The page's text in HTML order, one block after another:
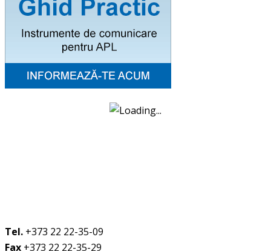
Tel. +373 22 22-35-09
Fax +373 22 22-35-29